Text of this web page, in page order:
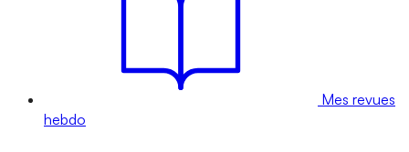
Mes revues
hebdo